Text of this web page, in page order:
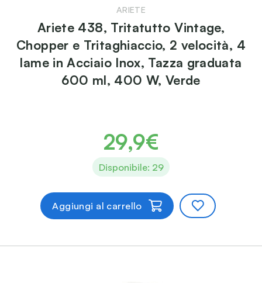
ARIETE
Ariete 438, Tritatutto Vintage,
Chopper e Tritaghiaccio, 2 velocità, 4
lame in Acciaio Inox, Tazza graduata
600 ml, 400 W, Verde
29,9€
Disponibile: 29
Aggiungi al carrello